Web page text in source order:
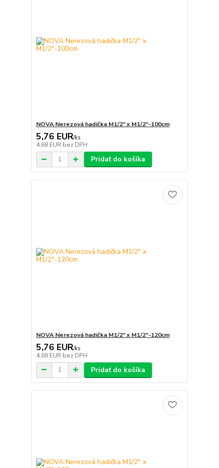
NOVA Nerezová hadička M1/2" x M1/2"-100cm
5,76 EUR/ks
4,68 EUR bez DPH
Pridať do košíka
NOVA Nerezová hadička M1/2" x M1/2"-120cm
5,76 EUR/ks
4,68 EUR bez DPH
Pridať do košíka